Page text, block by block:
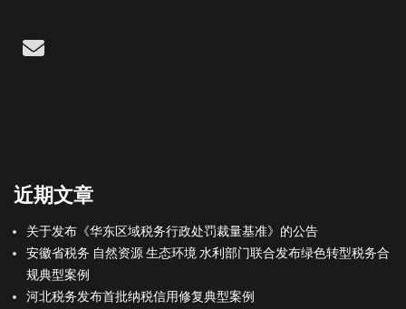
Email
近期文章
关于发布《华东区域税务行政处罚裁量基准》的公告
安徽省税务 自然资源 生态环境 水利部门联合发布绿色转型税务合
规典型案例
河北税务发布首批纳税信用修复典型案例